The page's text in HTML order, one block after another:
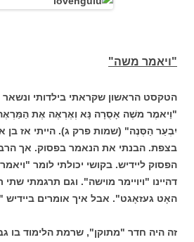
"ויאמר משה"
הטקסט הראשון שקראתי בילדותי ונשאר
"וַיאמֶר משֶׁה אָסֻרָה נָּא וְאֶרְאֶה אֶת
יִבְעַר הַסְּנֶה" (שמות פרק ג). הייתי אז בן
בצפת. הבנתי את הנאמר בפסוק. אך
הפסוק ליידיש. בקושי יכולתי לומר
דהיינו "ויויימר מוישה". וגם תרגמתי
האָט געזאָגט". אבל איך אומרים
זה היה חדר "מתוקן", שרמת הלימוד בו